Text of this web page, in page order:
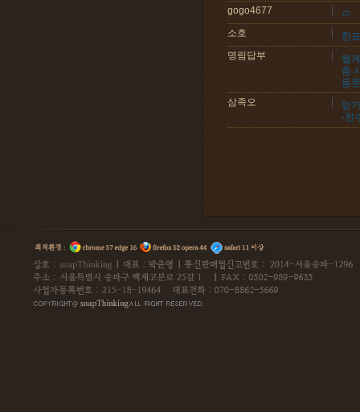
gogo4677
ㅁ
소호
한표
명림답부
웹
좀
동
삼족오
얻
-천